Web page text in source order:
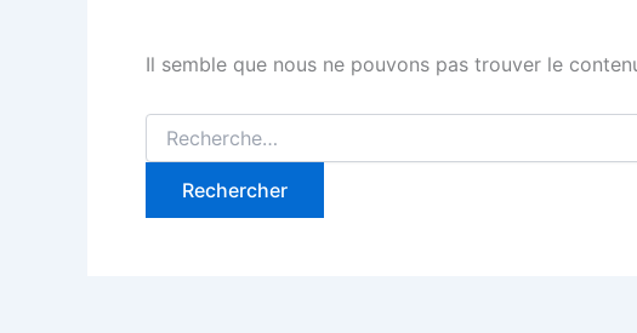
Il semble que nous ne pouvons pas trouver le
Rechercher :